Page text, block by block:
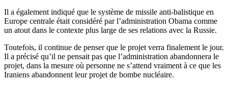
Il a également indiqué que le système de missile anti-balistique en
Europe centrale était considéré par l’administration Obama comme
un atout dans le contexte plus large de ses relations avec la Russie.
Toutefois, il continue de penser que le projet verra finalement le jour.
Il a précisé qu’il ne pensait pas que l’administration abandonnera le
projet, dans la mesure où personne ne s’attend vraiment à ce que les
Iraniens abandonnent leur projet de bombe nucléaire.